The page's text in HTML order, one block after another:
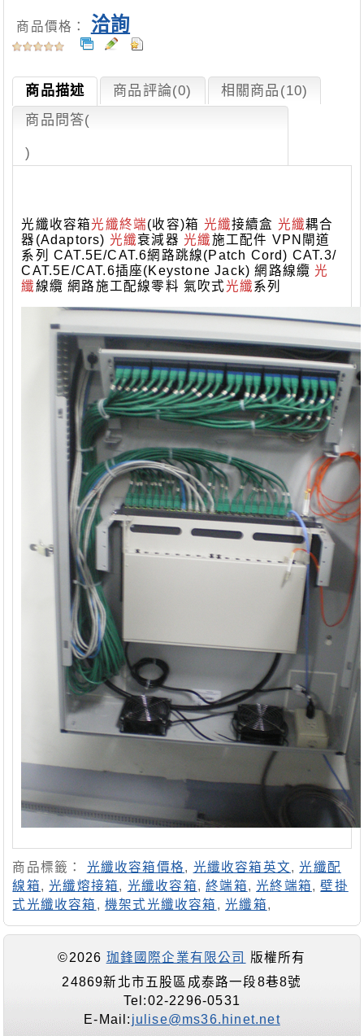
商品價格： 洽詢
商品描述 商品評論(0)
相關商品(10)
商品問答(
)
光纖收容箱光纖終端(收容)箱 光纖接續盒 光纖耦合
器(Adaptors) 光纖衰減器光纖施工配件 VPN閘道
系列 CAT.5E/CAT.6網路跳線(Patch Cord) CAT.3/
CAT.5E/CAT.6插座(Keystone Jack) 網路線纜光
纖線纜 網路施工配線零料 氣吹式光纖系列
商品標籤： 光纖收容箱價格, 光纖收容箱英文,光纖配
線箱,光纖熔接箱, 光纖收容箱,終端箱,光終端箱,壁掛
式光纖收容箱 ,機架式光纖收容箱 ,光纖箱,
©2026 珈鋒國際企業有限公司
版權所有
24869新北市五股區成泰路一段8巷8號
Tel:02-2296-0531
E-Mail: julise@ms36.hinet.net